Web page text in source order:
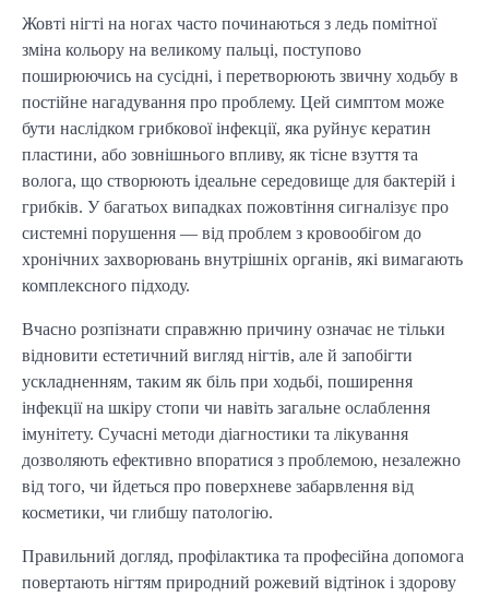
Жовті нігті на ногах часто починаються з ледь помітної
зміна кольору на великому пальці, поступово
поширюючись на сусідні, і перетворюють звичну ходьбу в
постійне нагадування про проблему. Цей симптом може
бути наслідком грибкової інфекції, яка руйнує кератин
пластини, або зовнішнього впливу, як тісне взуття та
волога, що створюють ідеальне середовище для бактерій і
грибків. У багатьох випадках пожовтіння сигналізує про
системні порушення — від проблем з кровообігом до
хронічних захворювань внутрішніх органів, які вимагають
комплексного підходу.
Вчасно розпізнати справжню причину означає не тільки
відновити естетичний вигляд нігтів, але й запобігти
ускладненням, таким як біль при ходьбі, поширення
інфекції на шкіру стопи чи навіть загальне ослаблення
імунітету. Сучасні методи діагностики та лікування
дозволяють ефективно впоратися з проблемою, незалежно
від того, чи йдеться про поверхневе забарвлення від
косметики, чи глибшу патологію.
Правильний догляд, профілактика та професійна допомога
повертають нігтям природний рожевий відтінок і здорову